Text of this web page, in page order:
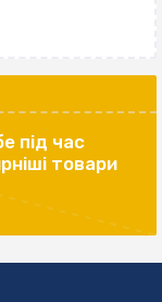
під час
товари